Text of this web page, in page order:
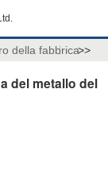
della fabbrica>>
del metallo del